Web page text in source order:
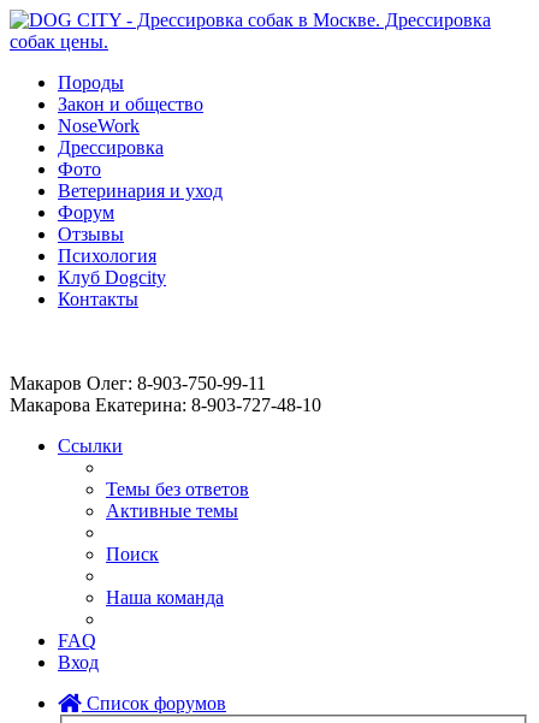
Породы
Закон и общество
NoseWork
Дрессировка
Фото
Ветеринария и уход
Форум
Отзывы
Психология
Клуб Dogcity
Контакты
Макаров Олег: 8-903-750-99-11
Макарова Екатерина: 8-903-727-48-10
Ссылки
Темы без ответов
Активные темы
Поиск
Наша команда
FAQ
Вход
Список форумов